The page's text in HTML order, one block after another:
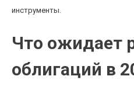
инструменты.
Что ожидает
облигаций в